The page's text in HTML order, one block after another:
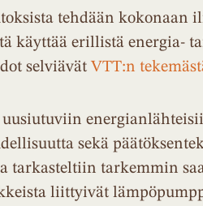
tehdään kokonaan
käyttää erillistä energia-
selviävät VTT:n
uusiutuviin
sekä
tarkasteltiin tarkemmin
liittyivät